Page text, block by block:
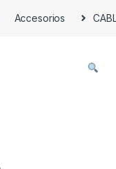
Accesorios